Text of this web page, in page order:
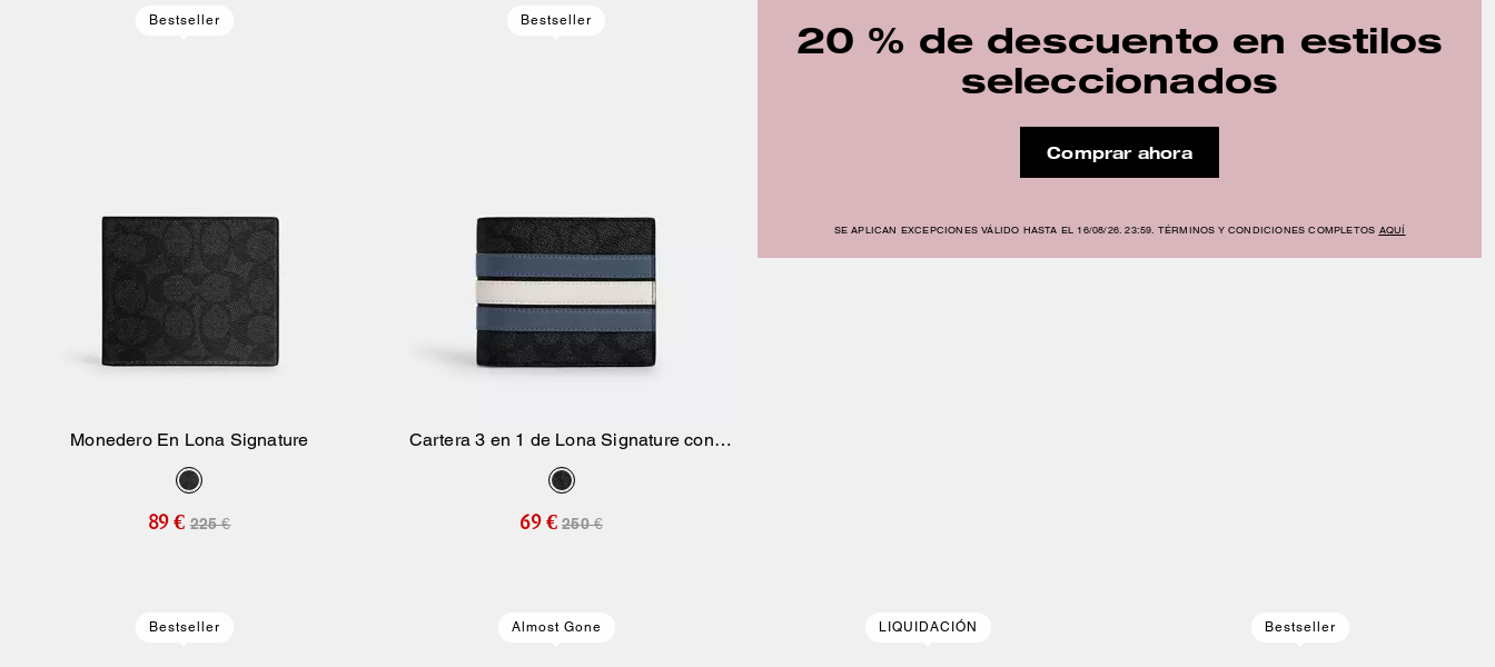
Bestseller
Añadir A La Cesta
Monedero En Lona Signature
89 € 225 €
Bestseller
Añadir A La Cesta
Cartera 3 en 1 de Lona Signature con
Raya Varsity
69 € 250 €
20 % de descuento en estilos
seleccionados
Comprar ahora
SE APLICAN EXCEPCIONES VÁLIDO HASTA EL 16/08/26. 23:59. TÉRMINOS Y CONDICIONES COMPLETOS AQUÍ
Bestseller Almost Gone LIQUIDACIÓN Bestseller